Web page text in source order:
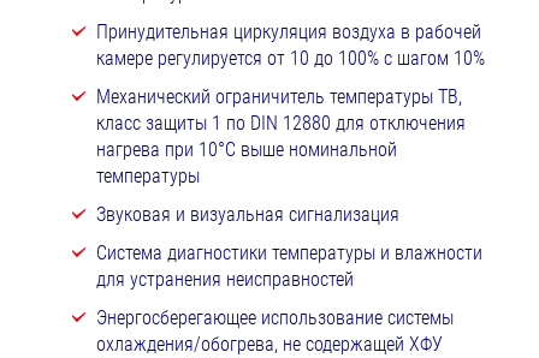
Принудительная циркуляция воздуха в рабочей
камере регулируется от 10 до 100% с шагом 10%
Механический ограничитель температуры TB,
класс защиты 1 по DIN 12880 для отключения
нагрева при 10°C выше номинальной
температуры
Звуковая и визуальная сигнализация
Система диагностики температуры и влажности
для устранения неисправностей
Энергосберегающее использование системы
охлаждения/обогрева, не содержащей ХФУ